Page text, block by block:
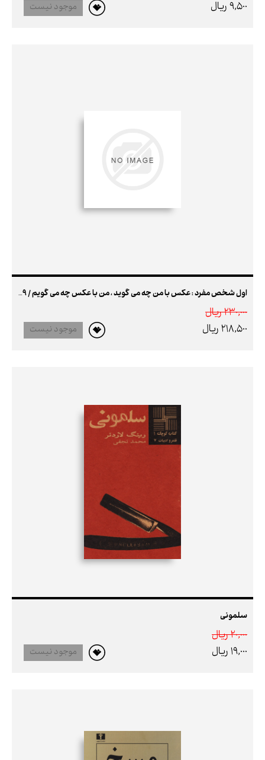
9,500 ريال
موجود نیست
اول شخص مفرد : عکس با من چه می گوید ، من با عکس چه می گویم / 99عکس ، 99قصه
230,000 ريال
218,500 ريال
موجود نیست
سلمونی
20,000 ريال
19,000 ريال
موجود نیست